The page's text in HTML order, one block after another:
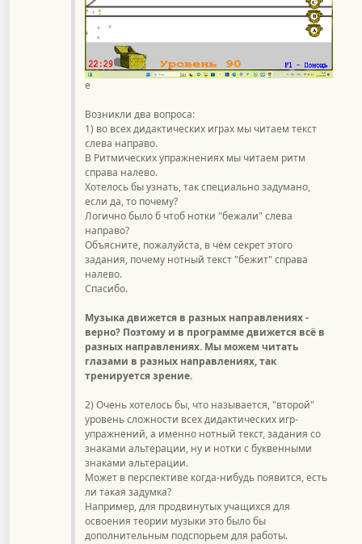
е
Возникли два вопроса:
1) во всех дидактических играх мы читаем текст
слева направо.
В Ритмических упражнениях мы читаем ритм
справа налево.
Хотелось бы узнать, так специально задумано,
если да, то почему?
Логично было б чтоб нотки "бежали" слева
направо?
Объясните, пожалуйста, в чём секрет этого
задания, почему нотный текст "бежит" справа
налево.
Спасибо.
Музыка движется в разных направлениях -
верно? Поэтому и в программе движется всё в
разных направлениях. Мы можем читать
глазами в разных направлениях, так
тренируется зрение.
2) Очень хотелось бы, что называется, "второй"
уровень сложности всех дидактических игр-
упражнений, а именно нотный текст, задания со
знаками альтерации, ну и нотки с буквенными
знаками альтерации.
Может в перспективе когда-нибудь появится, есть
ли такая задумка?
Например, для продвинутых учащихся для
освоения теории музыки это было бы
дополнительным подспорьем для работы.